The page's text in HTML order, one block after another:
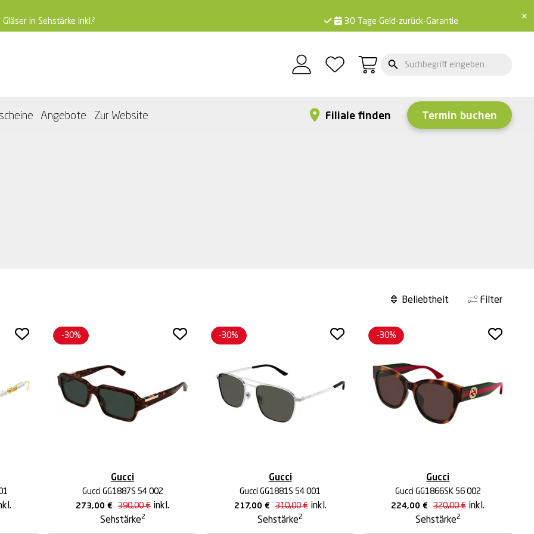
×
Gläser in Sehstärke inkl.² 30 Tage Geld-zurück-Garantie
Angebote Zur Website Filiale finden Termin buchen
Filter
Gucci
Gucci GG1887S 54 002
273,00€ 390,00€ inkl.
Sehstärke2
-30%
Gucci
Gucci GG1881S 54 001
217,00 € 310,00€ inkl.
Sehstärke2
-30%
Gucci
Gucci GG1866SK 56 002
224,00€ 320,00€ inkl.
Sehstärke2
-30%